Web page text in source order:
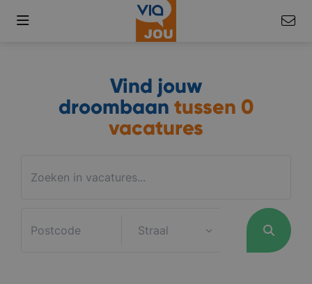
Vind jouw
droombaan tussen 0
vacatures